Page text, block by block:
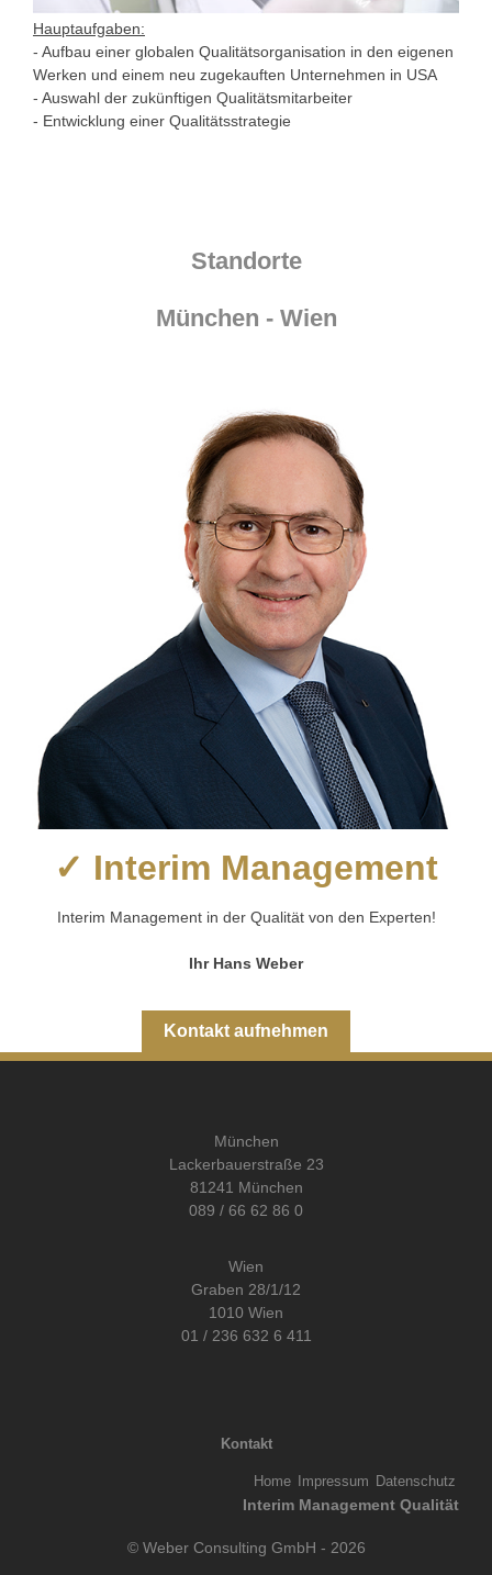
Hauptaufgaben:
- Aufbau einer globalen Qualitätsorganisation in den eigenen
Werken und einem neu zugekauften Unternehmen in USA
- Auswahl der zukünftigen Qualitätsmitarbeiter
- Entwicklung einer Qualitätsstrategie
Standorte
München - Wien
✓ Interim Management
Interim Management in der Qualität von den Experten!
Ihr Hans Weber
Kontakt aufnehmen
München
Lackerbauerstraße 23
81241 München
089 / 66 62 86 0
Wien
Graben 28/1/12
1010 Wien
01 / 236 632 6 411
Kontakt
Home Impressum Datenschutz
Interim Management Qualität
© Weber Consulting GmbH - 2026